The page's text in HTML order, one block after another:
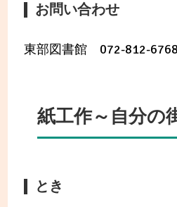
お問い合わせ
東部図書館 072-812-6768
紙工作～自分の
とき